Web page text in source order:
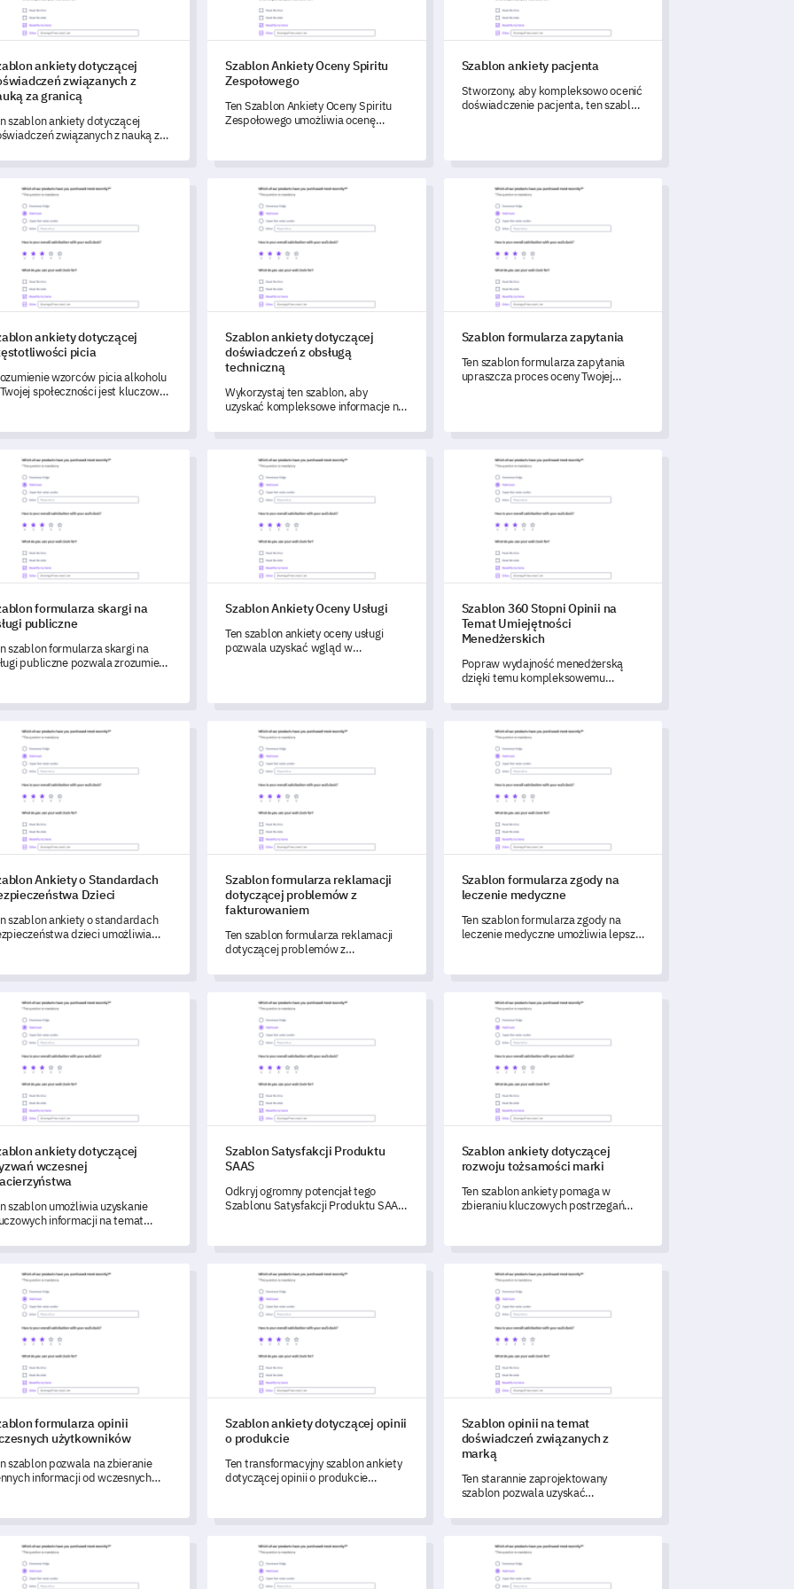
ankiety dotyczącej
związanych z
za granicą
szablon ankiety dotyczącej
związanych z nauką za
na temat
skutecznie adresując
obawy i ułatwiając
Szablon Ankiety Oceny Spiritu
Zespołowego
Ten Szablon Ankiety Oceny Spiritu
Zespołowego umożliwia ocenę
obszary mocne i słabe.
Szablon ankiety pacjenta
Stworzony, aby kompleksowo ocenić
doświadczenie pacjenta, ten szablon
i pooperacyjna opieka.
ankiety dotyczącej częstotliwości picia
ankiety dotyczącej
picia
wzorców picia alkoholu
społeczności jest kluczowe
Szablon ankiety dotyczącej doświadczeń z obsługą techniczną
Szablon ankiety dotyczącej
doświadczeń z obsługą
techniczną
Wykorzystaj ten szablon, aby
uzyskać kompleksowe informacje na
z obsługą techniczną.
Szablon formularza zapytania
Szablon formularza zapytania
Ten szablon formularza zapytania
upraszcza proces oceny Twojej
formularza skargi na usługi publiczne
formularza skargi na
publiczne
szablon formularza skargi na
publiczne pozwala zrozumieć
do ich potrzeb.
Szablon Ankiety Oceny Usługi
Szablon Ankiety Oceny Usługi
Ten szablon ankiety oceny usługi
pozwala uzyskać wgląd w
Szablon 360 Stopni Opinii na Temat Umiejętności
Szablon 360 Stopni Opinii na
Temat Umiejętności
Menedżerskich
Popraw wydajność menedżerską
dzięki temu kompleksowemu
Ankiety o Standardach Bezpieczeństwa Dzieci
Ankiety o Standardach
Dzieci
szablon ankiety o standardach
dzieci umożliwia
Szablon formularza reklamacji dotyczącej problemów z fakturowaniem
Szablon formularza reklamacji
dotyczącej problemów z
fakturowaniem
Ten szablon formularza reklamacji
dotyczącej problemów z
zrozumienie problemów z
klientów, identyfikację potencjalnych
wzorców oraz ocenę efektywności
procesów rozwiązywania
problemów.
Szablon formularza zgody na leczenie medyczne
Szablon formularza zgody na
leczenie medyczne
Ten szablon formularza zgody na
leczenie medyczne umożliwia lepsze
leczenia medycznego.
ankiety dotyczącej wyzwań wczesnej macierzyństwa
ankiety dotyczącej
wczesnej
szablon umożliwia uzyskanie
informacji na temat
wczesnej macierzyństwa.
Szablon Satysfakcji Produktu SAAS
Szablon Satysfakcji Produktu
SAAS
Odkryj ogromny potencjał tego
Szablonu Satysfakcji Produktu SAAS,
obszary do poprawy produktu.
Szablon ankiety dotyczącej rozwoju tożsamości marki
Szablon ankiety dotyczącej
rozwoju tożsamości marki
Ten szablon ankiety pomaga w
zbieraniu kluczowych postrzegań
zaangażowanie klientów.
formularza opinii wczesnych użytkowników
formularza opinii
użytkowników
szablon pozwala na zbieranie
informacji od wczesnych
Szablon ankiety dotyczącej opinii o produkcie
Szablon ankiety dotyczącej opinii
o produkcie
Ten transformacyjny szablon ankiety
dotyczącej opinii o produkcie
pomagając zgłębić ich
zrozumieć konkretne wrażenia
dotyczące funkcji oraz uchwycić
cenne sugestie dotyczące ulepszeń.
Szablon opinii na temat doświadczeń związanych z
Szablon opinii na temat
doświadczeń związanych z
marką
Ten starannie zaprojektowany
szablon pozwala uzyskać
i doświadczenia klientów związane z
Ankiety Satysfakcji z Opieki nad ZwierzętamiSzablon badania zainteresowania inwestorówSzablon Ankiety Świadomości Problemów Politycznych